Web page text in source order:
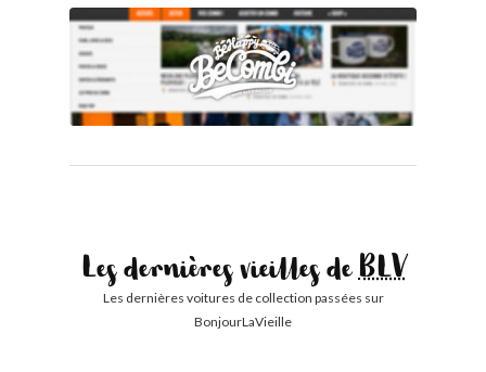
Les dernières vieilles deBLV
Les dernières voitures de collection passées sur
BonjourLaVieille